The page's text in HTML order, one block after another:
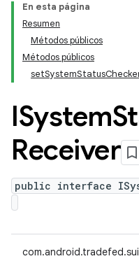
En esta página
Resumen
Métodos públicos
Métodos públicos
ISystem
Receiver
public interface